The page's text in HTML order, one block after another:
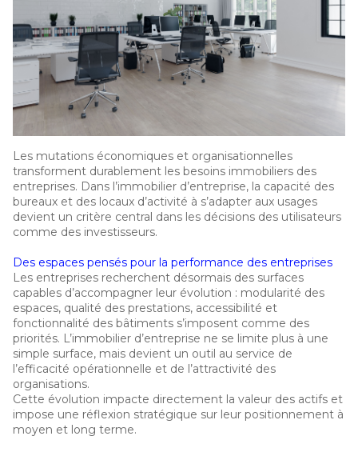
Les mutations économiques et organisationnelles
transforment durablement les besoins immobiliers des
entreprises. Dans l’immobilier d’entreprise, la capacité des
bureaux et des locaux d’activité à s’adapter aux usages
devient un critère central dans les décisions des utilisateurs
comme des investisseurs.
Des espaces pensés pour la performance des entreprises
Les entreprises recherchent désormais des surfaces
capables d’accompagner leur évolution : modularité des
espaces, qualité des prestations, accessibilité et
fonctionnalité des bâtiments s’imposent comme des
priorités. L’immobilier d’entreprise ne se limite plus à une
simple surface, mais devient un outil au service de
l’efficacité opérationnelle et de l’attractivité des
organisations.
Cette évolution impacte directement la valeur des actifs et
impose une réflexion stratégique sur leur positionnement à
moyen et long terme.